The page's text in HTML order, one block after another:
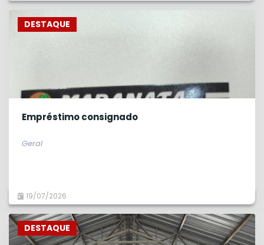
DESTAQUE
Empréstimo consignado
Geral
19/07/2026
DESTAQUE